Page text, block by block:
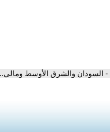
- السودان والشرق الأوسط ومالي...